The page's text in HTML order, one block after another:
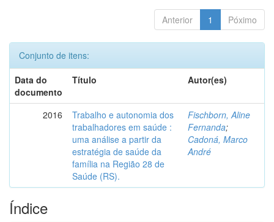
Anterior 1 Póximo
Conjunto de itens:
Data do
documento
Título Autor(es)
2016
Trabalho e autonomia dos
trabalhadores em saúde :
uma análise a partir da
estratégia de saúde da
família na Região 28 de
Saúde (RS).
Fischborn, Aline
Fernanda;
Cadoná, Marco
André
Índice